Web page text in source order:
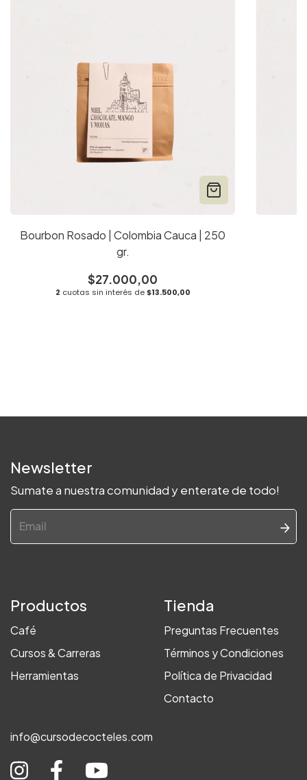
Bourbon Rosado | Colombia Cauca | 250
gr.
$27.000,00
2 cuotas sin interés de$13.500,00
Newsletter
Sumate a nuestra comunidad y enterate de todo!
Productos
Café
Cursos & Carreras
Herramientas
Tienda
Preguntas Frecuentes
Términos y Condiciones
Política de Privacidad
Contacto
info@cursodecocteles.com